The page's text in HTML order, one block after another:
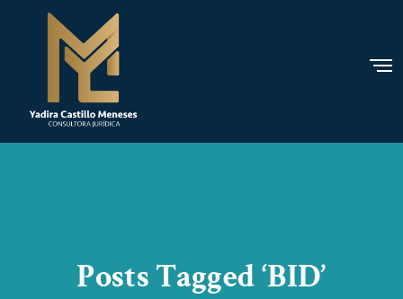
Posts Tagged ‘BID’